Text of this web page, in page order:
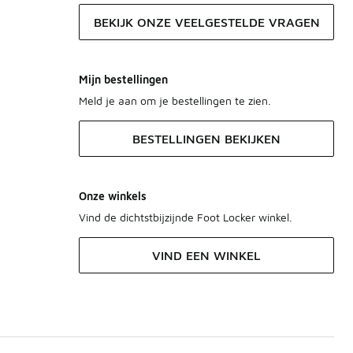
BEKIJK ONZE VEELGESTELDE VRAGEN
Mijn bestellingen
Meld je aan om je bestellingen te zien.
BESTELLINGEN BEKIJKEN
Onze winkels
Vind de dichtstbijzijnde Foot Locker winkel.
VIND EEN WINKEL